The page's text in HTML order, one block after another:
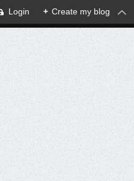
Login + Create my blog